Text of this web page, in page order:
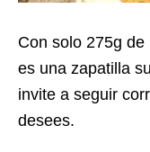
Con solo 275g
es una zapatilla
invite a seguir
desees.